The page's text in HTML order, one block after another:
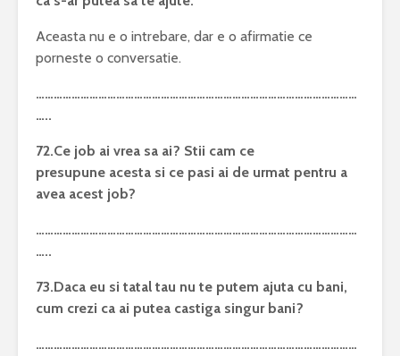
Aceasta nu e o intrebare, dar e o afirmatie ce
porneste o conversatie.
………………………………………………………………………………………………
…..
72.Ce job ai vrea sa ai? Stii cam ce
presupune acesta si ce pasi ai de urmat pentru a
avea acest job?
………………………………………………………………………………………………
…..
73.Daca eu si tatal tau nu te putem ajuta cu bani,
cum crezi ca ai putea castiga singur bani?
………………………………………………………………………………………………